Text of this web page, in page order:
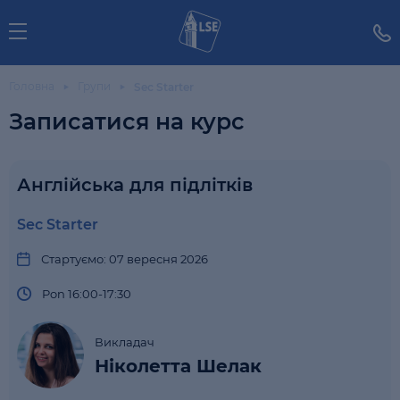
Записатися на курс
Англійська для підлітків
Sec Starter
Стартуємо: 07 вересня 2026
Pon 16:00-17:30
Викладач
Ніколетта Шелак